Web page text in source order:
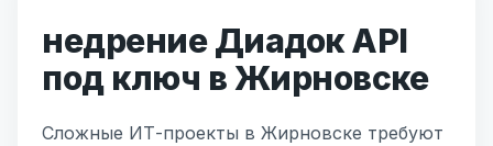
недрение Диадок API
под ключ в Жирновске
Сложные ИТ-проекты в Жирновске требуют